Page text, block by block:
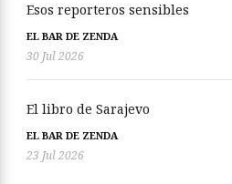
Esos reporteros sensibles
EL BAR DE ZENDA
30 Jul 2026
El libro de Sarajevo
EL BAR DE ZENDA
23 Jul 2026